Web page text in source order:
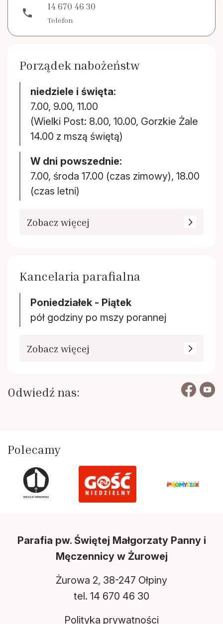
phone
14 670 46 30
Telefon
Porządek nabożeństw
niedziele i święta:
7.00, 9.00, 11.00
(Wielki Post: 8.00, 10.00, Gorzkie Żale
14.00 z mszą świętą)
W dni powszednie:
7.00, środa 17.00 (czas zimowy), 18.00
(czas letni)
Zobacz więcej
Kancelaria parafialna
Poniedziałek - Piątek
pół godziny po mszy porannej
Zobacz więcej
Odwiedź nas:
Polecamy
Parafia pw. Świętej Małgorzaty Panny i
Męczennicy w Żurowej
Żurowa 2, 38-247 Ołpiny
tel. 14 670 46 30
Polityka prywatności